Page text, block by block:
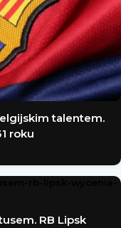
talentem.
roku
RB Lipsk